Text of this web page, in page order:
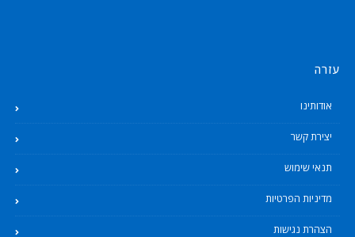
עזרה
אודותינו
יצירת קשר
תנאי שימוש
מדיניות הפרטיות
הצהרת נגישות